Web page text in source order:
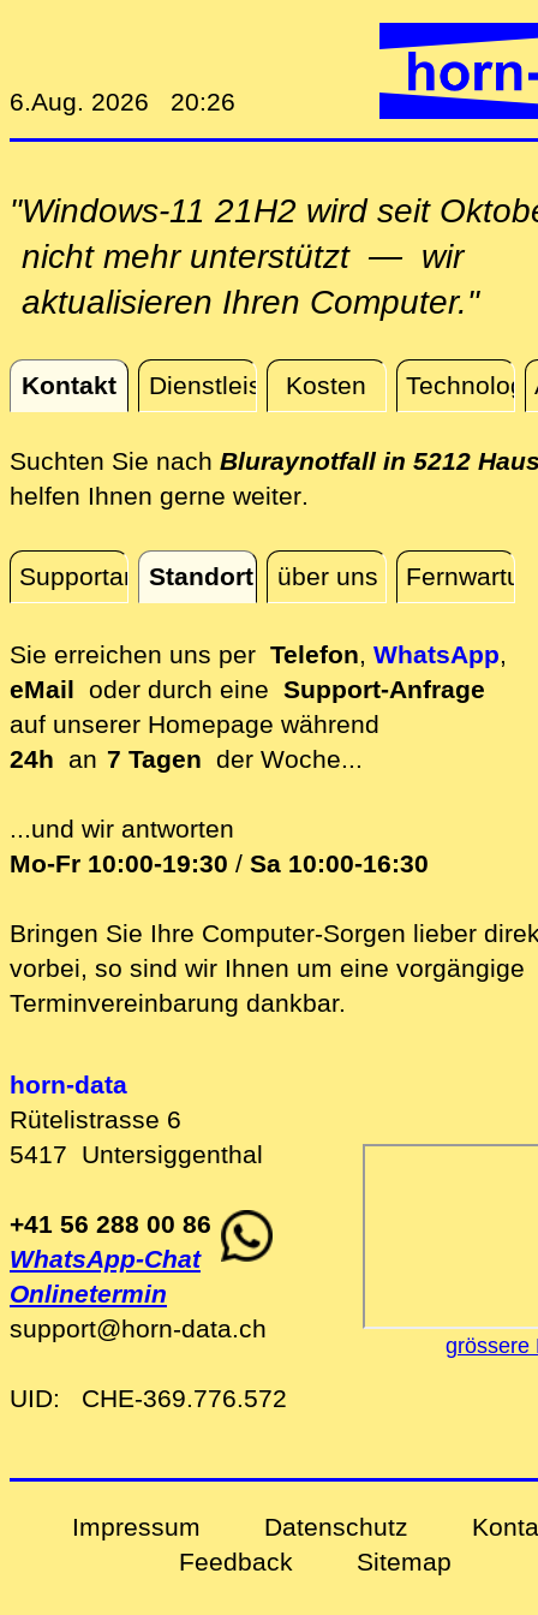
6.Aug. 2026 20:26
"Windows-11 21H2 wird seit
nicht mehr unterstützt — wir
aktualisieren Ihren Computer."
Kontakt Dienstleistungen
Kosten
Kontakt
Suchten Sie nach Bluraynotfall in 5212
helfen Ihnen gerne weiterdirekt vor Ort in
.
SupportanfrageStandort über uns
Standort
Sie erreichen uns per Telefon, WhatsApp,
eMail oder durch eine Support-Anfrage
auf unserer Homepage während
24h an 7 Tagen der Woche...
...und wir antworten
Mo-Fr 10:00-19:30 / Sa 10:00-16:30
Bringen Sie Ihre Computer-Sorgen lieber
vorbei, so sind wir Ih‍nen um eine vorgängige
Terminvereinbarung dankbar.
horn-data
Rütelistrasse 6
5417 Untersiggenthal
+41 56 288 00 86
WhatsApp-Chat
Onlinetermin
support@horn-data.ch
UID: CHE-369.776.572
grössere
Impressum Datenschutz
Feedback
Sitemap